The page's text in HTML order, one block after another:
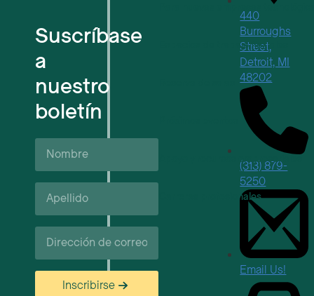
Suscríbase
a
nuestro
boletín
Nombre
Apellido*
Correo
electrónico
Inscribirse
Para nuevas empresas
Espacios de trabajo flexibles
Apoyo y recursos empresariales
Carreras profesionales
440
Burroughs
Street,
Detroit, MI
48202
(313) 879-
5250
Email Us!